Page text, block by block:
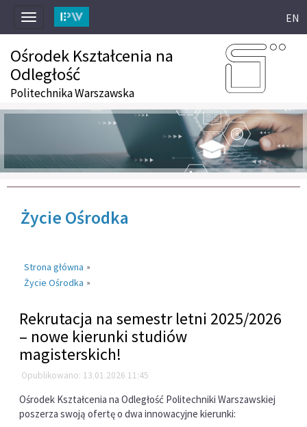
Toggle
navigation
EN
Ośrodek Kształcenia na
Odległość
Politechnika Warszawska
Życie Ośrodka
Strona główna »
Życie Ośrodka »
Rekrutacja na semestr letni 2025/2026
– nowe kierunki studiów
magisterskich!
Opublikowano: 13.01.2026 11:45
Ośrodek Kształcenia na Odległość Politechniki Warszawskiej
poszerza swoją ofertę o dwa innowacyjne kierunki: